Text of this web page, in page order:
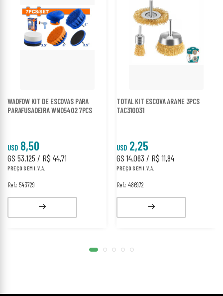
WADFOW KIT DE ESCOVAS PARA
PARAFUSADEIRA WND5402 7PCS
USD 8,50
GS 53.125 / R$ 44,71
PREÇO SEM I.V.A.
Ref.: 543729
TOTAL KIT ESCOVA ARAME 3PCS
TAC310031
USD 2,25
GS 14.063 / R$ 11,84
PREÇO SEM I.V.A.
Ref.: 486972